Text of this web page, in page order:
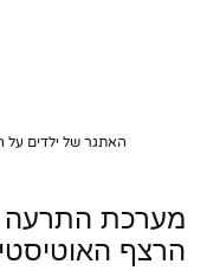
האתגר של ילדים על
מערכת התרעה
הרצף האוטיסטי